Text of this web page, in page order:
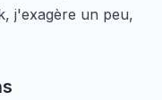
j'exagère un peu,